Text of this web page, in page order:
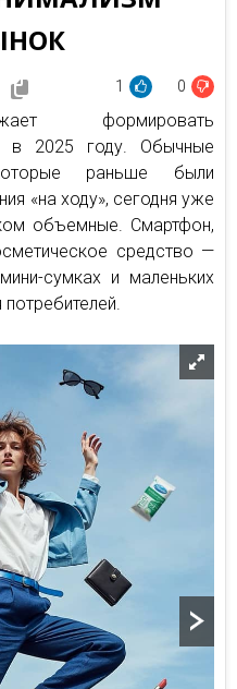
1 0
формировать
в 2025 году. Обычные
раньше были
«на ходу», сегодня уже
объемные. Смартфон,
средство —
сумках и маленьких